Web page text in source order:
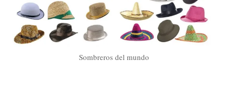
Sombreros del mundo